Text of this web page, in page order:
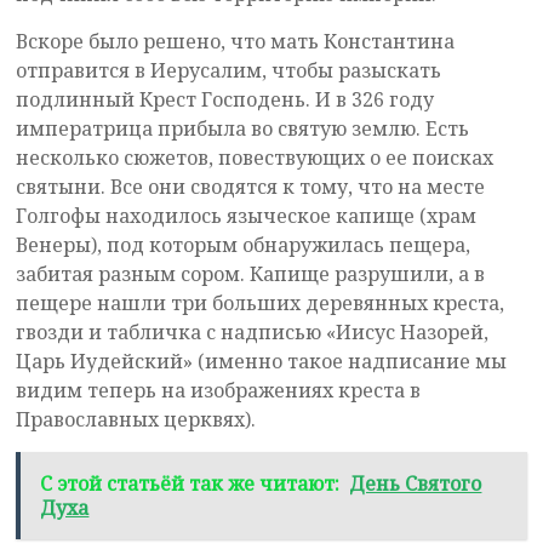
Вскоре было решено, что мать Константина
отправится в Иерусалим, чтобы разыскать
подлинный Крест Господень. И в 326 году
императрица прибыла во святую землю. Есть
несколько сюжетов, повествующих о ее поисках
святыни. Все они сводятся к тому, что на месте
Голгофы находилось языческое капище (храм
Венеры), под которым обнаружилась пещера,
забитая разным сором. Капище разрушили, а в
пещере нашли три больших деревянных креста,
гвозди и табличка с надписью «Иисус Назорей,
Царь Иудейский» (именно такое надписание мы
видим теперь на изображениях креста в
Православных церквях).
С этой статьёй так же читают: День Святого
Духа